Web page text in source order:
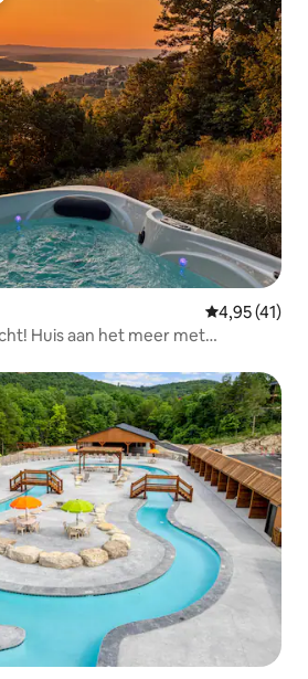
Gemiddelde
4,95 (41)
Huis aan het meer met